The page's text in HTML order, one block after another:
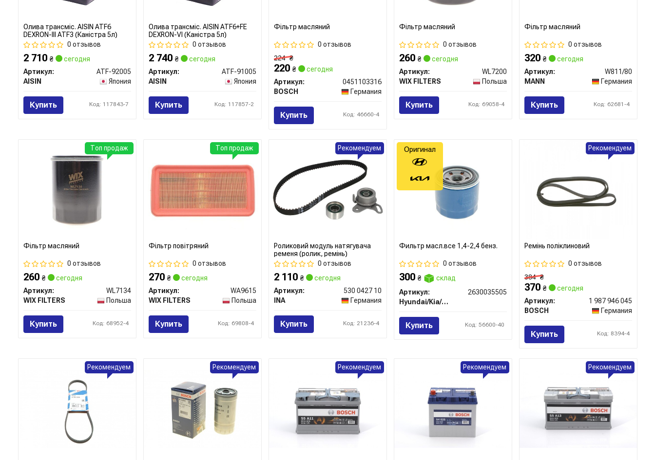
Олива трансміс. AISIN ATF6
DEXRON-III ATF3 (Каністра 5л)
0 отзывов
2 710 ₴
сегодня
Артикул:
ATF-92005
AISIN
Япония
Купить Код: 117843-7
Олива трансміс. AISIN ATF6+FE
DEXRON-VI (Каністра 5л)
0 отзывов
2 740 ₴
сегодня
Артикул:
ATF-91005
AISIN
Япония
Купить Код: 117857-2
Фільтр масляний
0 отзывов
224₴
220 ₴
сегодня
Артикул:
0451103316
BOSCH
Германия
Купить Код: 46660-4
Фільтр масляний
0 отзывов
260 ₴
сегодня
Артикул:
WL7200
WIX FILTERS
Польша
Купить Код: 69058-4
Фільтр масляний
0 отзывов
320 ₴
сегодня
Артикул:
W811/80
MANN
Германия
Купить Код: 62681-4
Фільтр масляний
0 отзывов
260 ₴
сегодня
Артикул:
WL7134
WIX FILTERS
Польша
Купить Код: 68952-4
Топ продаж
Фільтр повітряний
0 отзывов
270 ₴
сегодня
Артикул:
WA9615
WIX FILTERS
Польша
Купить Код: 69808-4
Топ продаж
Роликовий модуль натягувача
ременя (ролик, ремінь)
0 отзывов
2 110 ₴
сегодня
Артикул:
530 0427 10
INA
Германия
Купить Код: 21236-4
Рекомендуем
Фильтр масл.все 1,4-2,4 бенз.
0 отзывов
300 ₴
склад
Артикул:
2630035505
Hyundai/Kia/Mobis
Купить Код: 56600-40
Оригинал
Ремінь поліклиновий
0 отзывов
384₴
370 ₴
сегодня
Артикул:
1 987 946 045
BOSCH
Германия
Купить Код: 8394-4
Рекомендуем
Рекомендуем Рекомендуем Рекомендуем Рекомендуем Рекомендуем